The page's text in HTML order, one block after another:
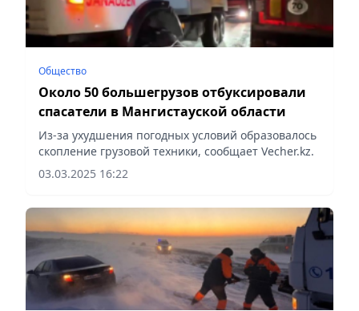
Общество
Около 50 большегрузов отбуксировали
спасатели в Мангистауской области
Из-за ухудшения погодных условий образовалось
скопление грузовой техники, сообщает Vecher.kz.
03.03.2025 16:22